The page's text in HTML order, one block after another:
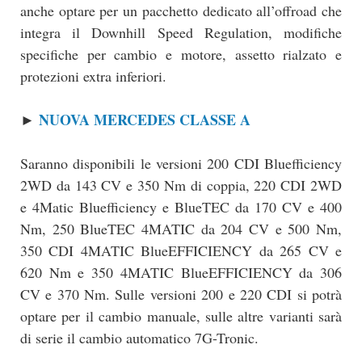
anche optare per un pacchetto dedicato all’offroad che
integra il Downhill Speed Regulation, modifiche
specifiche per cambio e motore, assetto rialzato e
protezioni extra inferiori.
► NUOVA MERCEDES CLASSE A
Saranno disponibili le versioni 200 CDI Bluefficiency
2WD da 143 CV e 350 Nm di coppia, 220 CDI 2WD
e 4Matic Bluefficiency e BlueTEC da 170 CV e 400
Nm, 250 BlueTEC 4MATIC da 204 CV e 500 Nm,
350 CDI 4MATIC BlueEFFICIENCY da 265 CV e
620 Nm e 350 4MATIC BlueEFFICIENCY da 306
CV e 370 Nm. Sulle versioni 200 e 220 CDI si potrà
optare per il cambio manuale, sulle altre varianti sarà
di serie il cambio automatico 7G-Tronic.